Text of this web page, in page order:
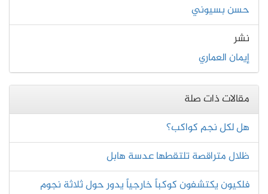
حسن بسيوني
نشر
إيمان العماري
مقالات ذات صلة
هل لكل نجم كواكب؟
ظلال متراقصة تلتقطها عدسة هابل
فلكيون يكتشفون كوكباً خارجياً يدور حول ثلاثة نجوم